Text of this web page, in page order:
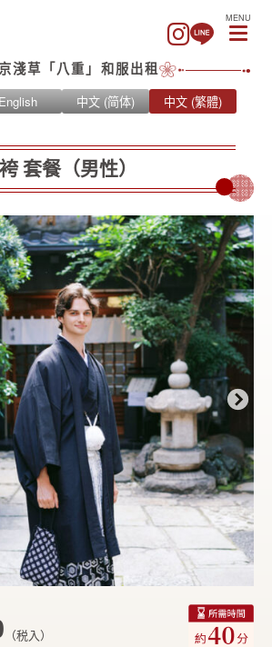
淺草「八重」和服出租
中文 (简体) 中文 (繁體)
MENU
袴 套餐（男性）
（税入）